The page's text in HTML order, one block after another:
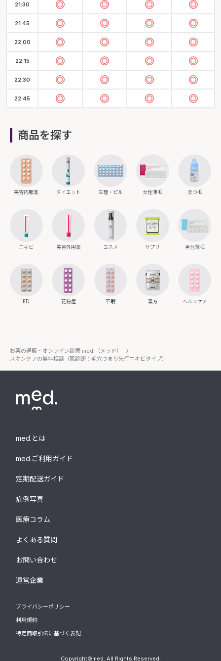
21:30
21:45
22:00
22:15
22:30
22:45
商品を探す
美容内服薬 ダイエット 生理・ピル 女性薄毛 まつ毛
ニキビ 美容外用薬 コスメ サプリ 男性薄毛
ED 花粉症 不眠 漢方 ヘルスケア
お薬の通販・オンライン診療 med.（メッド）
スキンケアの無料相談（肌診断：毛穴つまり先行ニキビタイプ）
med.とは
med.ご利用ガイド
定期配送ガイド
症例写真
医療コラム
よくある質問
お問い合わせ
運営企業
プライバシーポリシー
利用規約
特定商取引法に基づく表記
Copyright©med. All Rights Reserved.